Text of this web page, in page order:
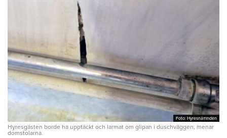
Foto: Hyresnämnden
Foto: Hyresnämnden
Hyresgästen borde ha upptäckt och larmat om glipan i duschväggen, menar
domstolarna.